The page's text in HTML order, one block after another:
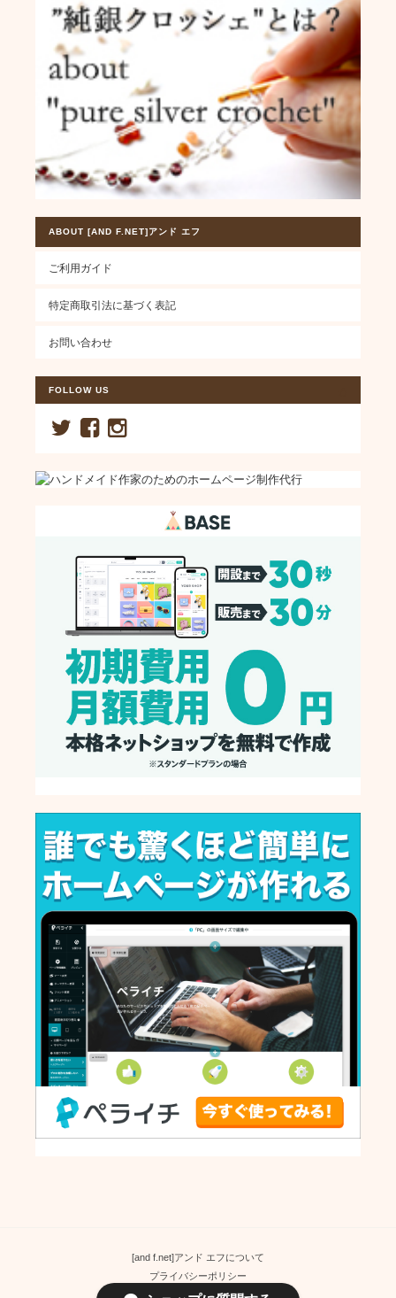
ABOUT [AND F.NET]アンド エフ
ご利用ガイド
特定商取引法に基づく表記
お問い合わせ
FOLLOW US
[and f.net]アンド エフについて
プライバシーポリシー
特定商取引法に基づく表記